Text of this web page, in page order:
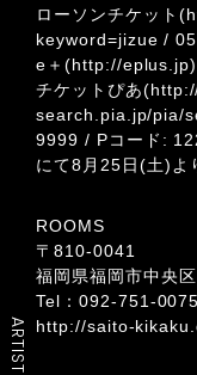
ARTIST
ローソンチケット(
keyword=jizue /
e＋(http://eplus.jp)
チケットぴあ(
search.pia.jp/pia/
9999 / Pコード:
にて8月25日(土)よ
ROOMS
〒810-0041
福岡県福岡市中央
Tel：092-751-0075
http://saito-